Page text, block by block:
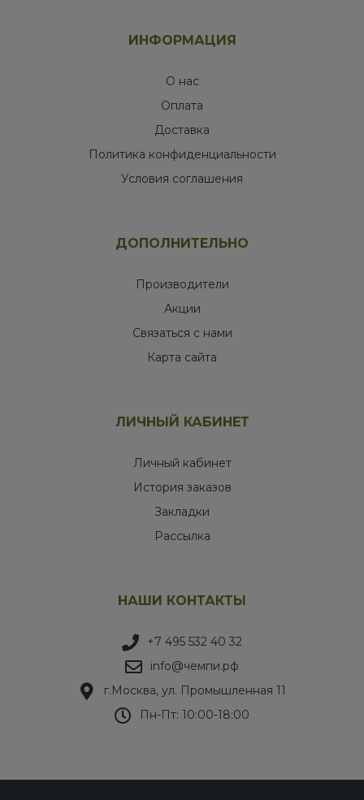
ИНФОРМАЦИЯ
О нас
Оплата
Доставка
Политика конфиденциальности
Условия соглашения
ДОПОЛНИТЕЛЬНО
Производители
Акции
Связаться с нами
Карта сайта
ЛИЧНЫЙ КАБИНЕТ
Личный кабинет
История заказов
Закладки
Рассылка
НАШИ КОНТАКТЫ
+7 495 532 40 32
info@чемпи.рф
г.Москва, ул. Промышленная 11
Пн-Пт: 10:00-18:00